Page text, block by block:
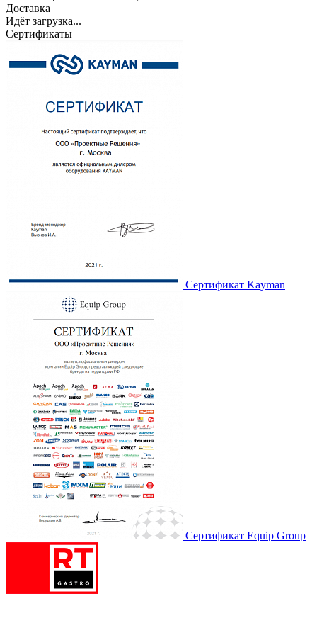
Доставка
Идёт загрузка...
Сертификаты
Сертификат Kayman
Сертификат Equip Group